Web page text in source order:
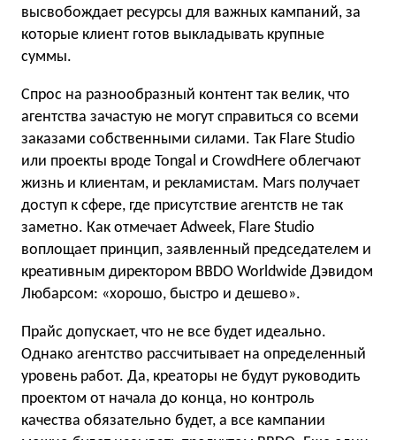
высвобождает ресурсы для важных кампаний, за
которые клиент готов выкладывать крупные
суммы.
Спрос на разнообразный контент так велик, что
агентства зачастую не могут справиться со всеми
заказами собственными силами. Так Flare Studio
или проекты вроде Tongal и CrowdHere облегчают
жизнь и клиентам, и рекламистам. Mars получает
доступ к сфере, где присутствие агентств не так
заметно. Как отмечает Adweek, Flare Studio
воплощает принцип, заявленный председателем и
креативным директором BBDO Worldwide Дэвидом
Любарсом: «хорошо, быстро и дешево».
Прайс допускает, что не все будет идеально.
Однако агентство рассчитывает на определенный
уровень работ. Да, креаторы не будут руководить
проектом от начала до конца, но контроль
качества обязательно будет, а все кампании